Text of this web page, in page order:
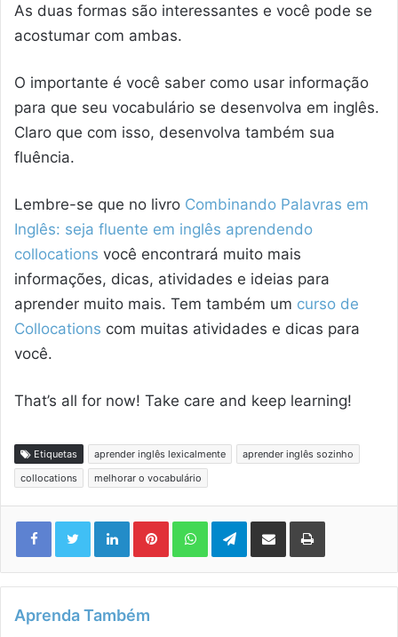
As duas formas são interessantes e você pode se
acostumar com ambas.
O importante é você saber como usar informação
para que seu vocabulário se desenvolva em inglês.
Claro que com isso, desenvolva também sua
fluência.
Lembre-se que no livro Combinando Palavras em
Inglês: seja fluente em inglês aprendendo
collocations você encontrará muito mais
informações, dicas, atividades e ideias para
aprender muito mais. Tem também um curso de
Collocations com muitas atividades e dicas para
você.
That’s all for now! Take care and keep learning!
Etiquetas aprender inglês lexicalmente
aprender inglês sozinho
collocations
melhorar o vocabulário
LinkedinPinterestWhatsAppTelegram
Compartilhar via e-mail Imprimir
Aprenda Também